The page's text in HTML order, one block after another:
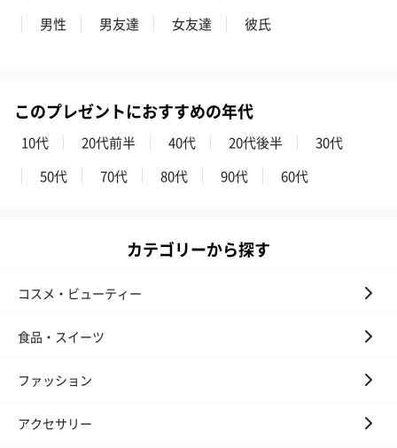
男性
男友達 女友達 彼氏
このプレゼントにおすすめの年代
10代 20代前半 40代 20代後半
30代
50代
70代 80代 90代 60代
カテゴリーから探す
コスメ・ビューティー
食品・スイーツ
ファッション
アクセサリー